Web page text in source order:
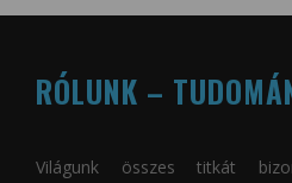
RÓLUNK –
Világunk összes titkát